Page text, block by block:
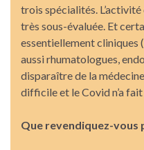
trois spécialités.
très sous-évaluée. Et
essentiellement cliniques
aussi rhumatologues,
disparaître de la
difficile et le Covid n’a fait
Que revendiquez-vous